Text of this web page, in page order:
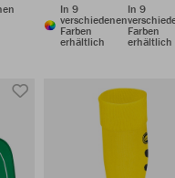
In 9
verschiedenen
Farben
erhältlich
In 9
Farben
erhältlich